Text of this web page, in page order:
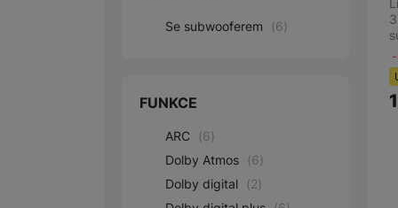
Se subwooferem (6)
FUNKCE
ARC (6)
Dolby Atmos
(6)
Dolby digital
(2)
-